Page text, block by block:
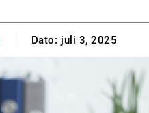
Dato: juli 3, 2025